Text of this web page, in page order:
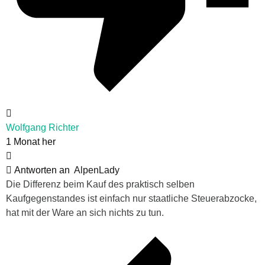
Wolfgang Richter
1 Monat her
Antworten an AlpenLady
Die Differenz beim Kauf des praktisch selben
Kaufgegenstandes ist einfach nur staatliche Steuerabzocke,
hat mit der Ware an sich nichts zu tun.